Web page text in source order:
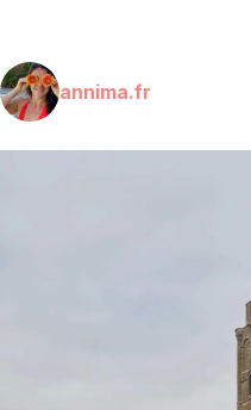
annima.fr